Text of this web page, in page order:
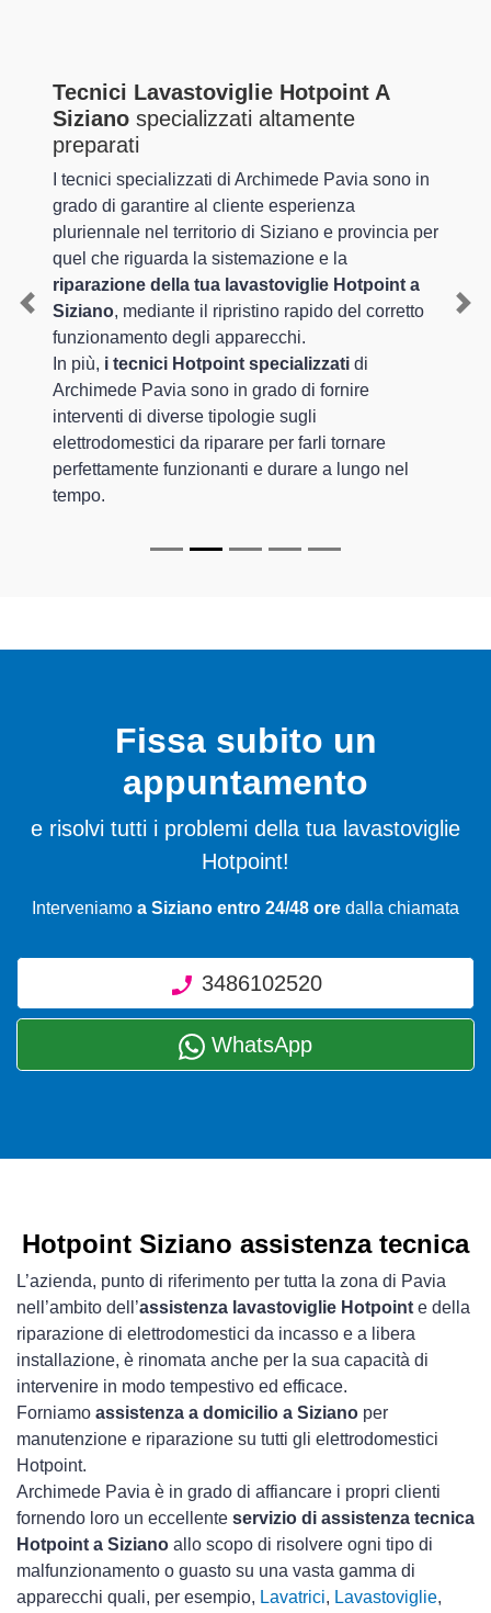
Tecnici Lavastoviglie Hotpoint A
Siziano specializzati altamente
preparati
I tecnici specializzati di Archimede Pavia sono in
grado di garantire al cliente esperienza
pluriennale nel territorio di Siziano e provincia per
quel che riguarda la sistemazione e la
riparazione della tua lavastoviglie Hotpoint a
Siziano, mediante il ripristino rapido del corretto
funzionamento degli apparecchi.
In più, i tecnici Hotpoint specializzati di
Archimede Pavia sono in grado di fornire
interventi di diverse tipologie sugli
elettrodomestici da riparare per farli tornare
perfettamente funzionanti e durare a lungo nel
tempo.
Previous
Fissa subito un
appuntamento
e risolvi tutti i problemi della tua lavastoviglie
Hotpoint!
Interveniamo a Siziano entro 24/48 ore dalla chiamata
3486102520
WhatsApp
Hotpoint Siziano assistenza tecnica
L’azienda, punto di riferimento per tutta la zona di Pavia
nell’ambito dell’assistenza lavastoviglie Hotpoint e della
riparazione di elettrodomestici da incasso e a libera
installazione, è rinomata anche per la sua capacità di
intervenire in modo tempestivo ed efficace.
Forniamo assistenza a domicilio a Siziano per
manutenzione e riparazione su tutti gli elettrodomestici
Hotpoint.
Archimede Pavia è in grado di affiancare i propri clienti
fornendo loro un eccellente servizio di assistenza tecnica
Hotpoint a Siziano allo scopo di risolvere ogni tipo di
malfunzionamento o guasto su una vasta gamma di
apparecchi quali, per esempio, Lavatrici, Lavastoviglie,